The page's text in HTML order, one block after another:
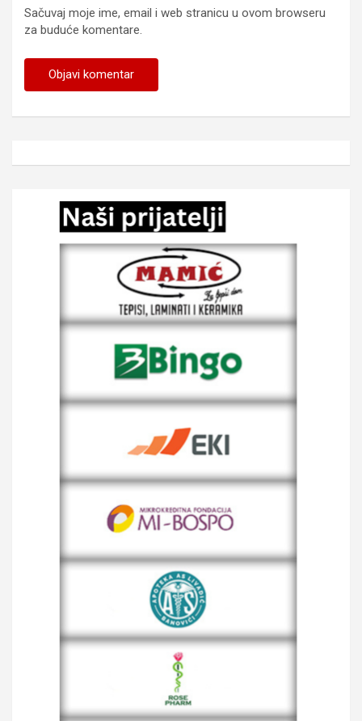
Sačuvaj moje ime, email i web stranicu u ovom browseru
za buduće komentare.